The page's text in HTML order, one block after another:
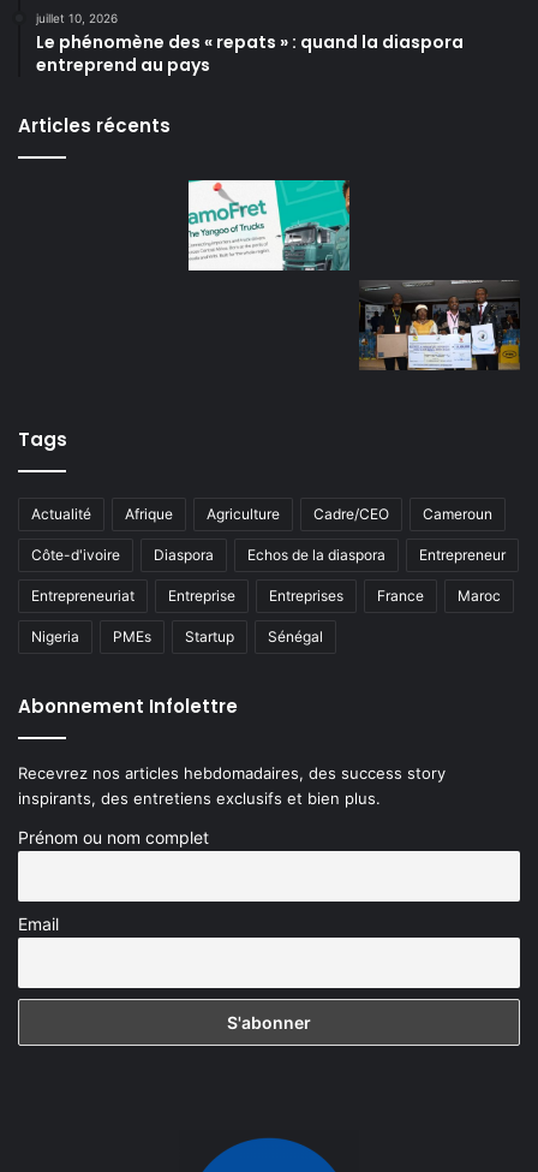
juillet 10, 2026
Le phénomène des « repats » : quand la diaspora
entreprend au pays
Articles récents
Tags
Actualité Afrique Agriculture Cadre/CEO Cameroun
Côte-d'ivoire Diaspora Echos de la diaspora Entrepreneur
Entrepreneuriat Entreprise Entreprises France Maroc
Nigeria PMEs Startup Sénégal
Abonnement Infolettre
Recevrez nos articles hebdomadaires, des success story
inspirants, des entretiens exclusifs et bien plus.
Prénom ou nom complet
Email